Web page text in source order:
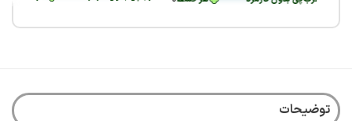
دارای
باشد.
توضیحات